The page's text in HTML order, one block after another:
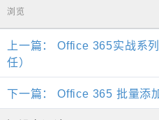
浏览
上一篇：
Office 365实战系
任）
下一篇： Office 365 批量添